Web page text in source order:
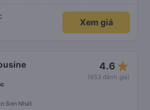
Xem giá
4.6 star_rate
(653 đánh giá)
Sơn Nhất